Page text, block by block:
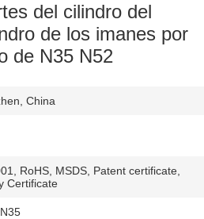
del cilindro del
de los imanes por
de N35 N52
China
RoHS, MSDS, Patent certificate,
Certificate